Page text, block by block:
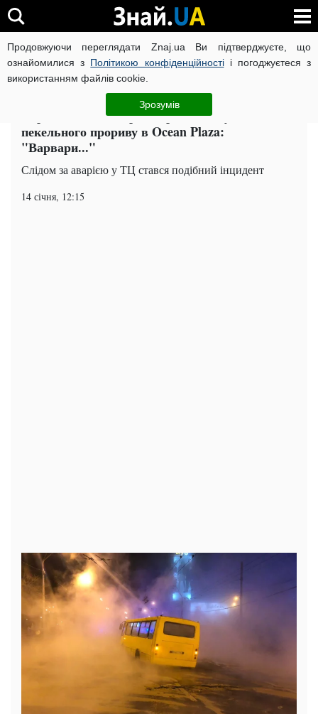
Продовжуючи переглядати Znaj.ua Ви підтверджуєте, що
ознайомилися з Політикою конфіденційностіі погоджуєтеся з
використанням файлів cookie.
Зрозумів
ВІЙНА РОСІЇ ПРОТИ УКРАЇНИ КОРОНАВІРУС В УКРАЇНІ
ЧИТАТЬ НА РУССКОМ
Соратник Кличка розсекретив винуватця
пекельного прориву в Ocean Plaza:
"Варвари..."
Слідом за аварією у ТЦ стався подібний інцидент
14 січня, 12:15